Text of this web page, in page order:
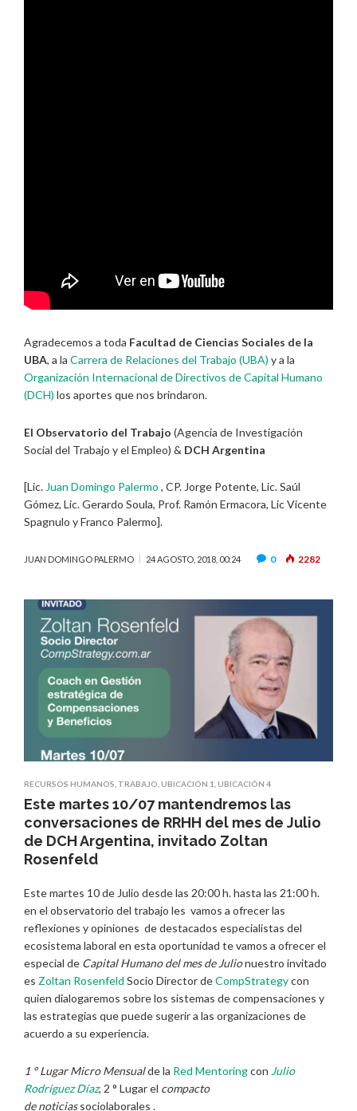
Agradecemos a toda Facultad de Ciencias Sociales de la
UBA, a la Carrera de Relaciones del Trabajo (UBA) y a la
Organización Internacional de Directivos de Capital Humano
(DCH) los aportes que nos brindaron.
El Observatorio del Trabajo (Agencia de Investigación
Social del Trabajo y el Empleo) & DCH Argentina
[Lic. Juan Domingo Palermo , CP. Jorge Potente, Lic. Saúl
Gómez, Lic. Gerardo Soula, Prof. Ramón Ermacora, Lic Vicente
Spagnulo y Franco Palermo].
JUAN DOMINGO PALERMO 24 AGOSTO, 2018, 00:24 0 2282
RECURSOS HUMANOS, TRABAJO,UBICACIÓN 1,UBICACIÓN 4
Este martes 10/07 mantendremos las
conversaciones de RRHH del mes de Julio
de DCH Argentina, invitado Zoltan
Rosenfeld
Este martes 10 de Julio desde las 20:00 h. hasta las 21:00 h.
en el observatorio del trabajo les vamos a ofrecer las
reflexiones y opiniones de destacados especialistas del
ecosistema laboral en esta oportunidad te vamos a ofrecer el
especial de Capital Humano del mes de Julionuestro invitado
es Zoltan Rosenfeld Socio Director deCompStrategycon
quien dialogaremos sobre los sistemas de compensaciones y
las estrategias que puede sugerir a las organizaciones de
acuerdo a su experiencia.
1 ° Lugar Micro Mensualde la Red Mentoringcon Julio
Rodríguez Díaz, 2 ° Lugar el compacto
denoticiassociolaborales .